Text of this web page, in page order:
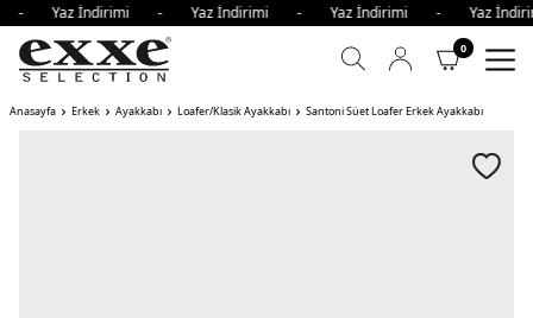
- Yaz İndirimi - Yaz İndirimi - Yaz İndirimi -
0
Anasayfa Erkek Ayakkabı Loafer/Klasik Ayakkabı Santoni Süet Loafer Erkek Ayakkabı